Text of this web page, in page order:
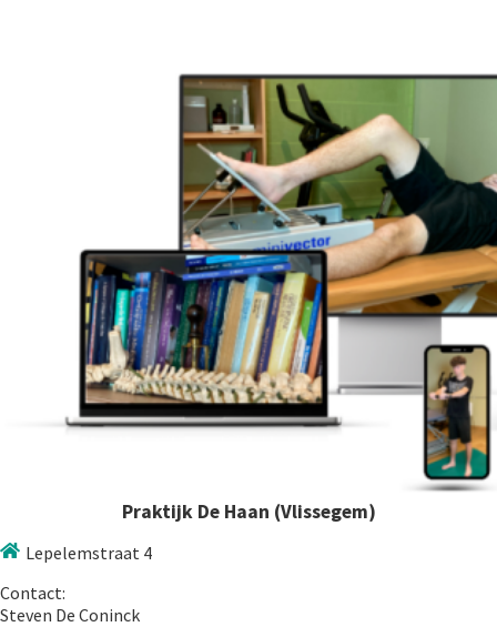
Praktijk De Haan (Vlissegem)
Lepelemstraat 4
Contact:
Steven De Coninck